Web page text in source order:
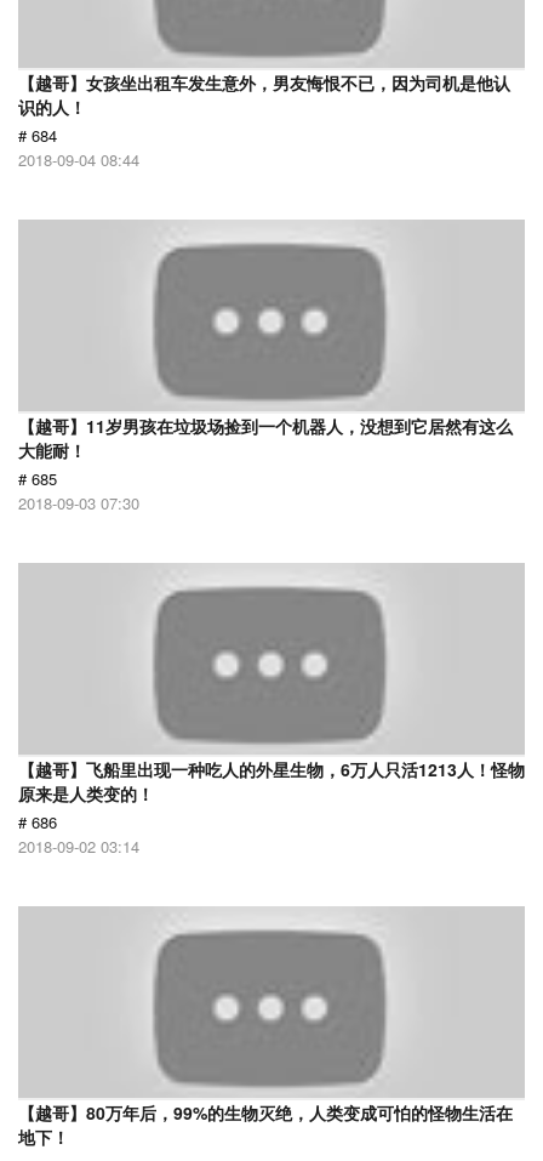
【越哥】女孩坐出租车发生意外，男友悔恨不已，因为司机是他认
识的人！
# 684
2018-09-04 08:44
【越哥】11岁男孩在垃圾场捡到一个机器人，没想到它居然有这么
大能耐！
# 685
2018-09-03 07:30
【越哥】飞船里出现一种吃人的外星生物，6万人只活1213人！怪物
原来是人类变的！
# 686
2018-09-02 03:14
【越哥】80万年后，99%的生物灭绝，人类变成可怕的怪物生活在
地下！